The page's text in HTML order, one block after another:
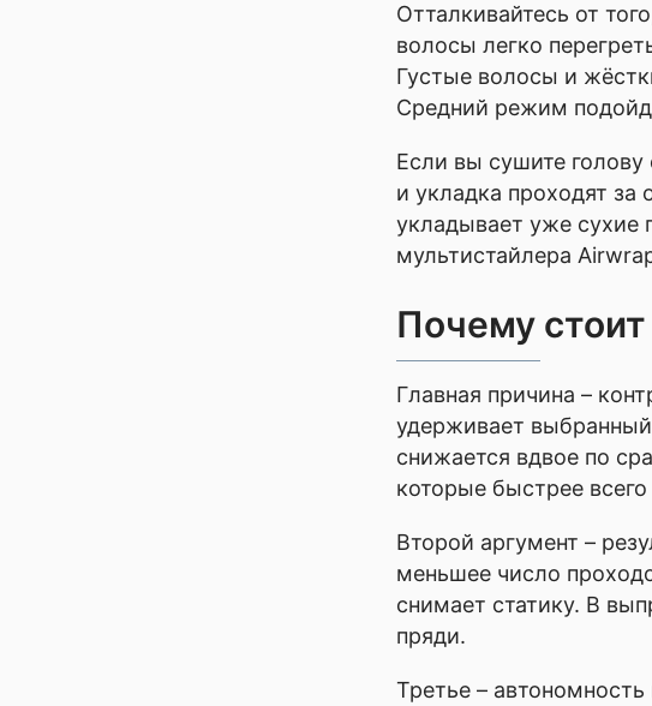
Отталкивайтесь от
волосы легко
Густые волосы и
Средний режим
Если вы сушите
и укладка проходят
укладывает уже сухие
мультистайлера
Почему
Главная причина –
удерживает
снижается вдвое по
которые быстрее
Второй аргумент –
меньшее число
снимает статику. В
пряди.
Третье –